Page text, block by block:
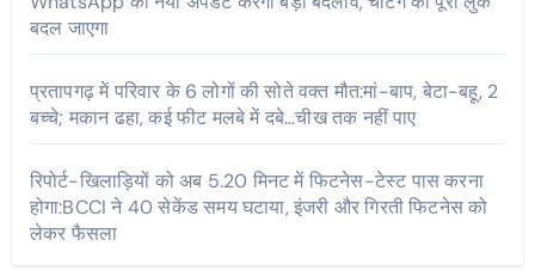
बदल जाएगा
प्रतापगढ़ में परिवार के 6 लोगों की सोते वक्त मौत:मां-बाप, बेटा-बहू, 2
बच्चे; मकान ढहा, कई फीट मलबे में दबे…चीख तक नहीं पाए
रिपोर्ट-खिलाड़ियों को अब 5.20 मिनट में फिटनेस-टेस्ट पास करना
होगा:BCCI ने 40 सेकेंड समय घटाया, इंजरी और गिरती फिटनेस को
लेकर फैसला